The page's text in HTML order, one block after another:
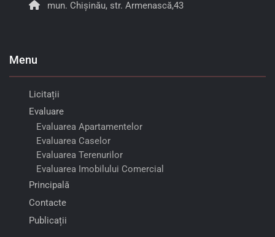
mun. Chișinău, str. Armenască,43
Menu
Licitații
Evaluare
Evaluarea Apartamentelor
Evaluarea Caselor
Evaluarea Terenurilor
Evaluarea Imobilului Comercial
Principală
Contacte
Publicații